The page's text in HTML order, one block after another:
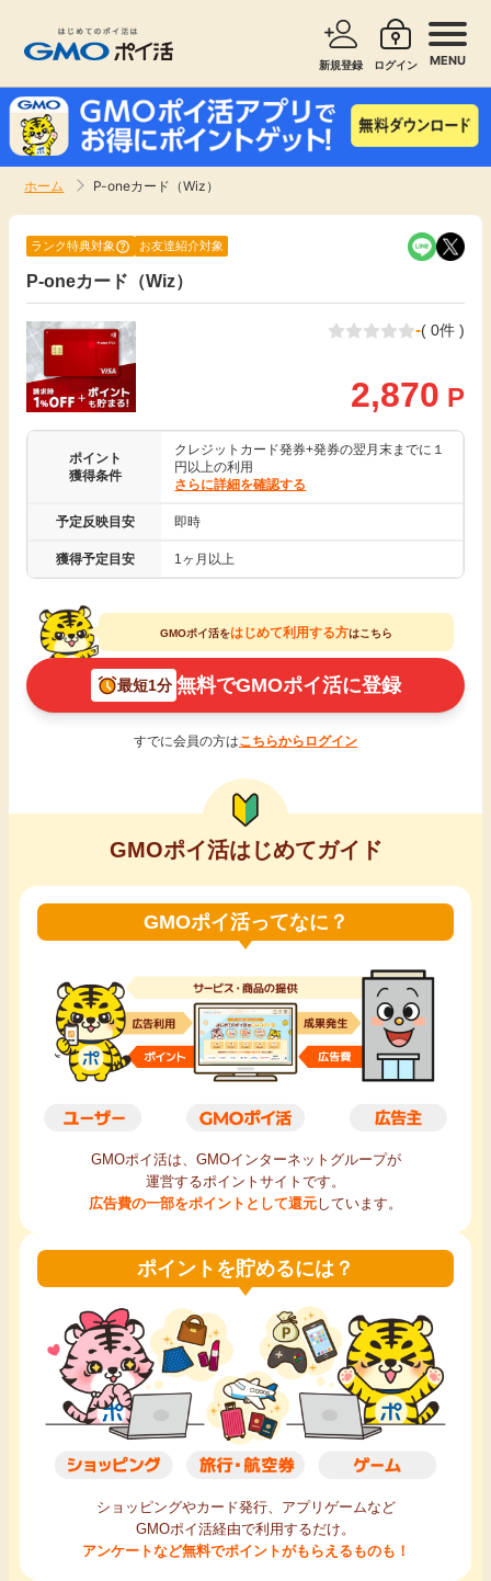
新規登録 ログイン MENU
ホーム P-oneカード（Wiz）
高還元
無料
即日還元
ゲーム
買い物
カード比較
毎日ゲット
特集一覧
ヘルプセンター
サービスで探す ショッピングで探す
無料サービス
エンタメ
クレジットカード
暮らし
引っ越し
買取・査定
学び
進学・教育
月額有料サービス
家計の固定費
ランク特典対象 お友達紹介対象
P-oneカード（Wiz）
-( 0件 )
2,870 P
ポイント
獲得条件
クレジットカード発券+発券の翌月末までに１
円以上の利用
さらに詳細を確認する
予定反映目安 即時
獲得予定目安 1ヶ月以上
GMOポイ活をはじめて利用する方はこちら
最短1分 無料でGMOポイ活に登録
すでに会員の方はこちらからログイン
GMOポイ活はじめてガイド
GMOポイ活ってなに？
GMOポイ活は、GMOインターネットグループが
運営するポイントサイトです。
広告費の一部をポイントとして還元しています。
ポイントを貯めるには？
ショッピングやカード発行、アプリゲームなど
GMOポイ活経由で利用するだけ。
アンケートなど無料でポイントがもらえるものも！